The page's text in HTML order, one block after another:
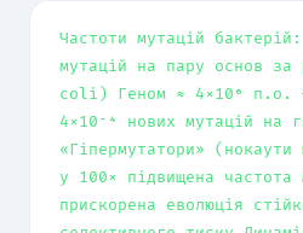
Частоти мутацій
мутацій на пару основ за
coli) Геном ≈ 4×10⁶ п.о.
4×10⁻⁴ нових мутацій на
«Гіпермутатори»
у 100× підвищена частота
прискорена еволюція